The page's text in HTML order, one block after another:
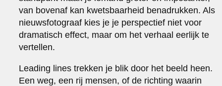
van bovenaf kan kwetsbaarheid benadrukken. Als
nieuwsfotograaf kies je je perspectief niet voor
dramatisch effect, maar om het verhaal eerlijk te
vertellen.
Leading lines trekken je blik door het beeld heen.
Een weg, een rij mensen, of de richting waarin